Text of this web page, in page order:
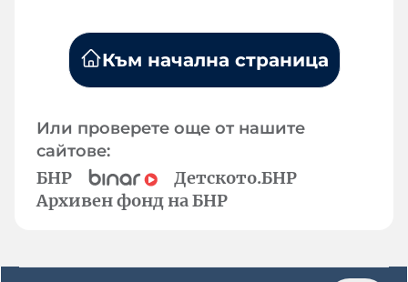
Към начална страница
Или проверете още от нашите
сайтове:
БНР
Детското.БНР
Архивен фонд на БНР